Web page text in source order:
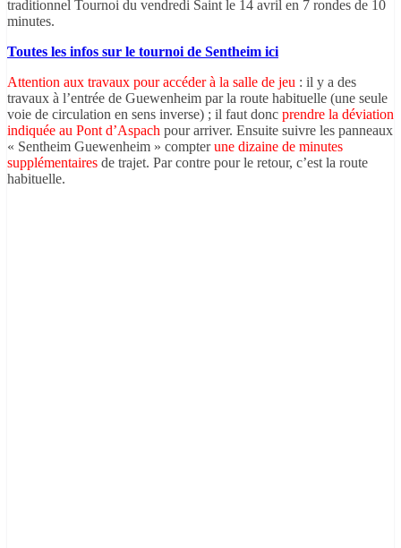
traditionnel Tournoi du vendredi Saint le 14 avril en 7 rondes de 10
minutes.
Toutes les infos sur le tournoi de Sentheim ici
Attention aux travaux pour accéder à la salle de jeu : il y a des
travaux à l’entrée de Guewenheim par la route habituelle (une seule
voie de circulation en sens inverse) ; il faut donc prendre la déviation
indiquée au Pont d’Aspach pour arriver. Ensuite suivre les panneaux
« Sentheim Guewenheim » compterune dizaine de minutes
supplémentaires de trajet. Par contre pour le retour, c’est la route
habituelle.